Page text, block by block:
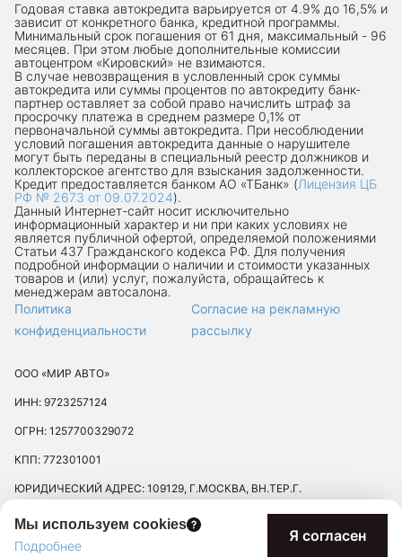
Мы используем cookies
Подробнее
Я согласен
Годовая ставка автокредита варьируется от 4.9% до 16,5% и
зависит от конкретного банка, кредитной программы.
Минимальный срок погашения от 61 дня, максимальный - 96
месяцев. При этом любые дополнительные комиссии
автоцентром «Кировский» не взимаются.
В случае невозвращения в условленный срок суммы
автокредита или суммы процентов по автокредиту банк-
партнер оставляет за собой право начислить штраф за
просрочку платежа в среднем размере 0,1% от
первоначальной суммы автокредита. При несоблюдении
условий погашения автокредита данные о нарушителе
могут быть переданы в специальный реестр должников и
коллекторское агентство для взыскания задолженности.
Кредит предоставляется банком АО «ТБанк» (Лицензия ЦБ
РФ № 2673 от 09.07.2024).
Данный Интернет-сaйт носит исключительно
информационный характер и ни при каких условиях не
является публичной офертой, определяемой положениями
Статьи 437 Гражданского кодекса РФ. Для получения
подробной информации о наличии и стоимости указанных
товаров и (или) услуг, пожалуйста, обращайтесь к
менеджерам автосалона.
Политика
конфиденциальности
Согласие на рекламную
рассылку
ООО «МИР АВТО»
ИНН: 9723257124
ОГРН: 1257700329072
КПП: 772301001
ЮРИДИЧЕСКИЙ АДРЕС: 109129, Г.МОСКВА, ВН.ТЕР.Г.
ТЕКСТИЛЬЩИКОВ, Д. 13, К. 2, ПОМЕЩ. 17/8П